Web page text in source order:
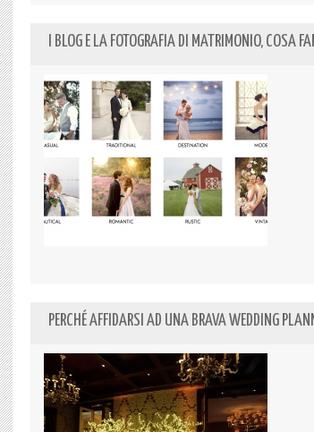
I BLOG E LA FOTOGRAFIA DI MATRIMONIO, COSA
PERCHÉ AFFIDARSI AD UNA BRAVA WEDDING